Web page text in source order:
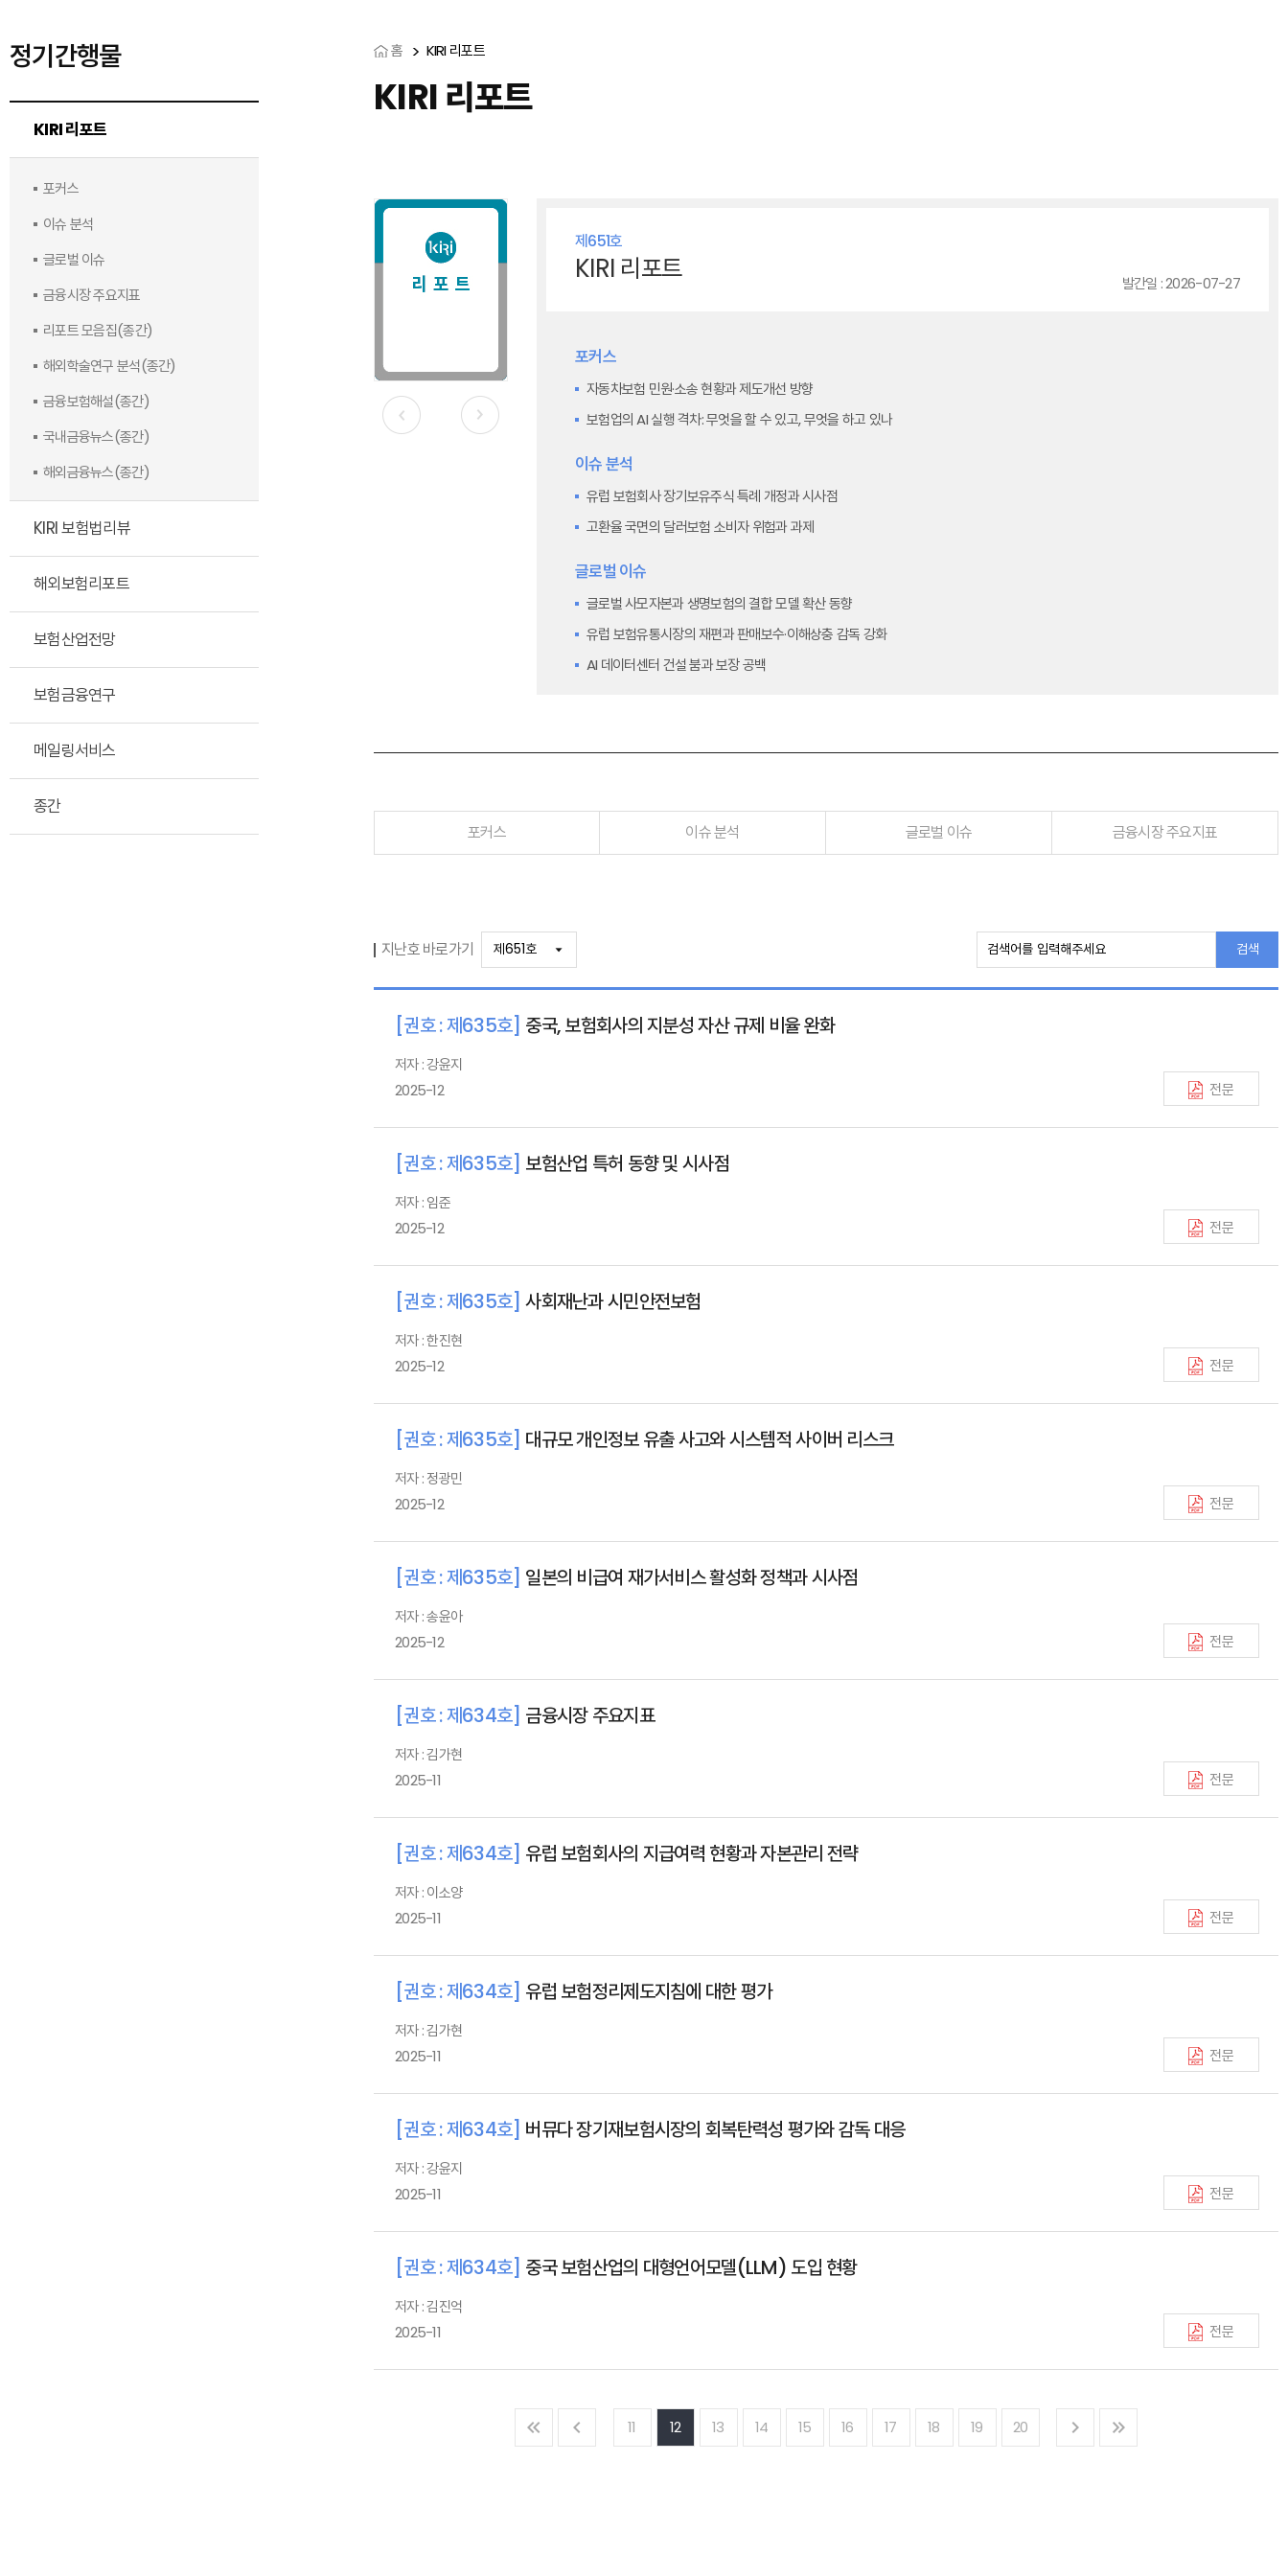
정기간행물
KIRI 리포트
포커스
이슈 분석
글로벌 이슈
금융시장 주요지표
리포트 모음집(종간)
해외학술연구 분석(종간)
금융보험해설(종간)
국내금융뉴스(종간)
해외금융뉴스(종간)
KIRI 보험법리뷰
해외보험리포트
보험산업전망
보험금융연구
메일링서비스
종간
홈 KIRI 리포트
KIRI 리포트
제651호
KIRI 리포트 발간일 : 2026-07-27
포커스
자동차보험 민원·소송 현황과 제도개선 방향
보험업의 AI 실행 격차: 무엇을 할 수 있고, 무엇을 하고 있나
이슈 분석
유럽 보험회사 장기보유주식 특례 개정과 시사점
고환율 국면의 달러보험 소비자 위험과 과제
글로벌 이슈
글로벌 사모자본과 생명보험의 결합 모델 확산 동향
유럽 보험유통시장의 재편과 판매보수·이해상충 감독 강화
AI 데이터센터 건설 붐과 보장 공백
포커스 이슈 분석 글로벌 이슈 금융시장 주요지표
지난호 바로가기 검색
[권호 : 제635호] 중국, 보험회사의 지분성 자산 규제 비율 완화
저자 : 강윤지
2025-12
전문
[권호 : 제635호] 보험산업 특허 동향 및 시사점
저자 : 임준
2025-12
전문
[권호 : 제635호] 사회재난과 시민안전보험
저자 : 한진현
2025-12
전문
[권호 : 제635호] 대규모 개인정보 유출 사고와 시스템적 사이버 리스크
저자 : 정광민
2025-12
전문
[권호 : 제635호] 일본의 비급여 재가서비스 활성화 정책과 시사점
저자 : 송윤아
2025-12
전문
[권호 : 제634호] 금융시장 주요지표
저자 : 김가현
2025-11
전문
[권호 : 제634호] 유럽 보험회사의 지급여력 현황과 자본관리 전략
저자 : 이소양
2025-11
전문
[권호 : 제634호] 유럽 보험정리제도지침에 대한 평가
저자 : 김가현
2025-11
전문
[권호 : 제634호] 버뮤다 장기재보험시장의 회복탄력성 평가와 감독 대응
저자 : 강윤지
2025-11
전문
[권호 : 제634호] 중국 보험산업의 대형언어모델(LLM) 도입 현황
저자 : 김진억
2025-11
전문
11 12 13 14 15 16 17 18 19 20